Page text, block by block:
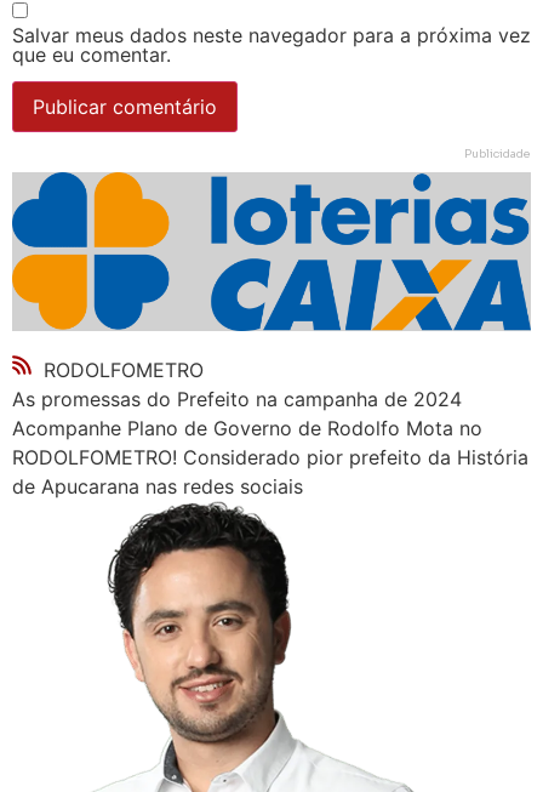
Salvar meus dados neste navegador para a próxima vez
que eu comentar.
Publicidade
RODOLFOMETRO
As promessas do Prefeito na campanha de 2024
Acompanhe Plano de Governo de Rodolfo Mota no
RODOLFOMETRO! Considerado pior prefeito da História
de Apucarana nas redes sociais